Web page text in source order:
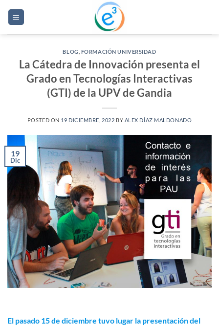
BLOG FORMACIÓN UNIVERSIDAD
La Cátedra de Innovación presenta el
Grado en Tecnologías Interactivas
(GTI) de la UPV de Gandia
POSTED ON 19 DICIEMBRE, 2022 BY ALEX DÍAZ MALDONADO
19
Dic
El pasado 15 de diciembre tuvo lugar la presentación del